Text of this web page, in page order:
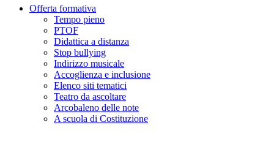
Offerta formativa
Tempo pieno
PTOF
Didattica a distanza
Stop bullying
Indirizzo musicale
Accoglienza e inclusione
Elenco siti tematici
Teatro da ascoltare
Arcobaleno delle note
A scuola di Costituzione